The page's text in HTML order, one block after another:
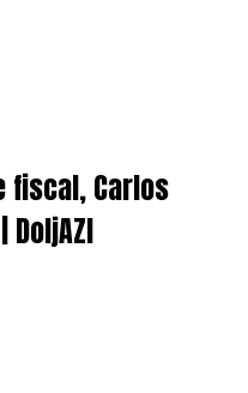
fiscal, Carlos
DoljAZI